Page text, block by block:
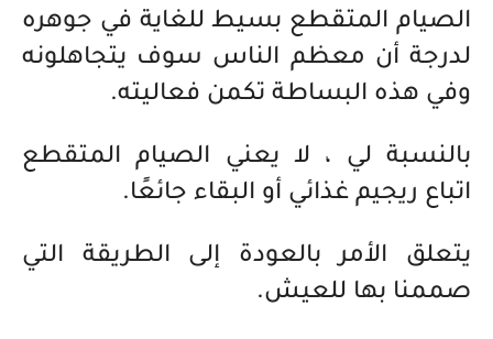
الصيام المتقطع بسيط للغاية في جوهره
لدرجة أن معظم الناس سوف يتجاهلونه
وفي هذه البساطة تكمن فعاليته.
بالنسبة لي ، لا يعني الصيام المتقطع
اتباع ريجيم غذائي أو البقاء جائعًا.
يتعلق الأمر بالعودة إلى الطريقة التي
صممنا بها للعيش.